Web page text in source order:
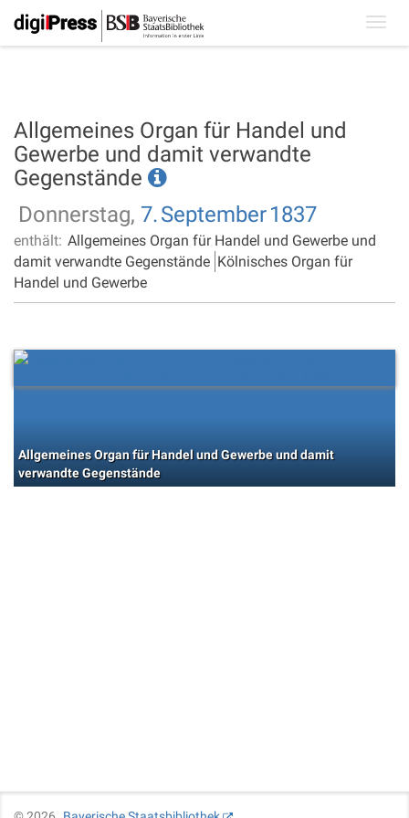
Allgemeines Organ für Handel und
Gewerbe und damit verwandte
Gegenstände
Donnerstag, 7.September1837
enthält: Allgemeines Organ für Handel und Gewerbe und
damit verwandte Gegenstände Kölnisches Organ für
Handel und Gewerbe
Allgemeines Organ für Handel und Gewerbe und damit
verwandte Gegenstände